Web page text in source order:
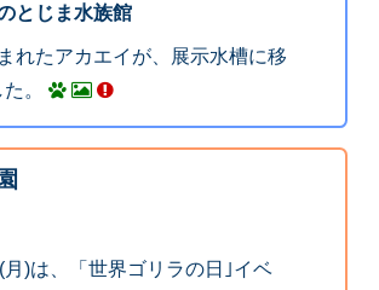
とじま水族館
れたアカエイが、展示水槽に移
。
月)は、「世界ゴリラの日｣イベ